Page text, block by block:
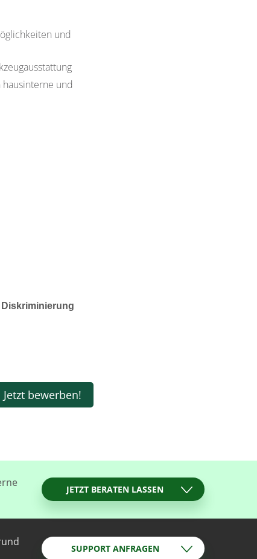
Jetzt bewerben!
und
und
Diskriminierung
JETZT BERATEN LASSEN
SUPPORT ANFRAGEN